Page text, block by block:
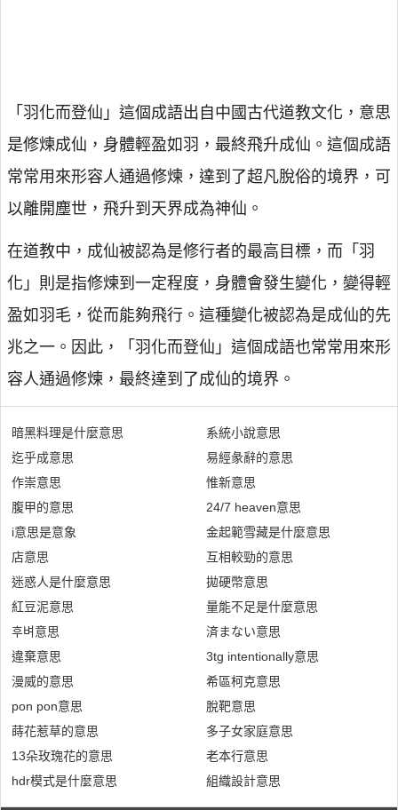
「羽化而登仙」這個成語出自中國古代道教文化，意思
是修煉成仙，身體輕盈如羽，最終飛升成仙。這個成語
常常用來形容人通過修煉，達到了超凡脫俗的境界，可
以離開塵世，飛升到天界成為神仙。
在道教中，成仙被認為是修行者的最高目標，而「羽
化」則是指修煉到一定程度，身體會發生變化，變得輕
盈如羽毛，從而能夠飛行。這種變化被認為是成仙的先
兆之一。因此，「羽化而登仙」這個成語也常常用來形
容人通過修煉，最終達到了成仙的境界。
暗黑料理是什麼意思
迄乎成意思
作崇意思
腹甲的意思
i意思是意象
店意思
迷惑人是什麼意思
紅豆泥意思
후벼意思
違棄意思
漫威的意思
pon pon意思
蒔花惹草的意思
13朵玫瑰花的意思
hdr模式是什麼意思
系統小說意思
易經彖辭的意思
惟新意思
24/7 heaven意思
金起範雪藏是什麼意思
互相較勁的意思
拋硬幣意思
量能不足是什麼意思
済まない意思
3tg intentionally意思
希區柯克意思
脫靶意思
多子女家庭意思
老本行意思
組織設計意思